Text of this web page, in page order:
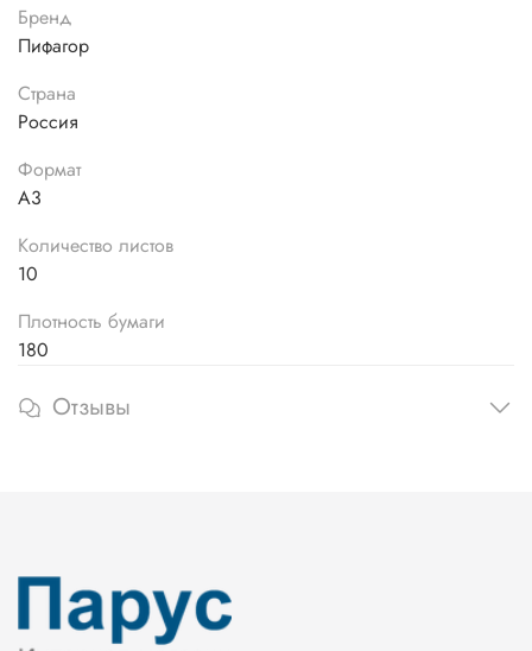
Бренд
Пифагор
Страна
Россия
Формат
А3
Количество листов
10
Плотность бумаги
180
Отзывы